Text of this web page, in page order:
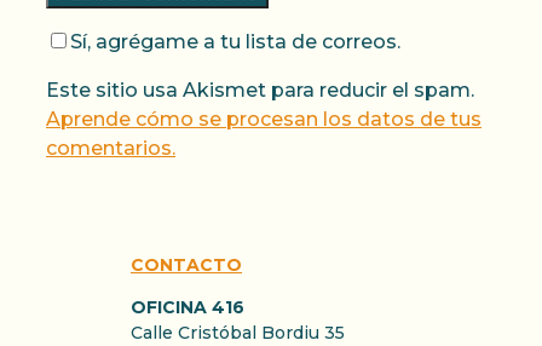
Sí, agrégame a tu lista de correos.
Este sitio usa Akismet para reducir el spam.
Aprende cómo se procesan los datos de tus
comentarios.
CONTACTO
OFICINA 416
Calle Cristóbal Bordiu 35